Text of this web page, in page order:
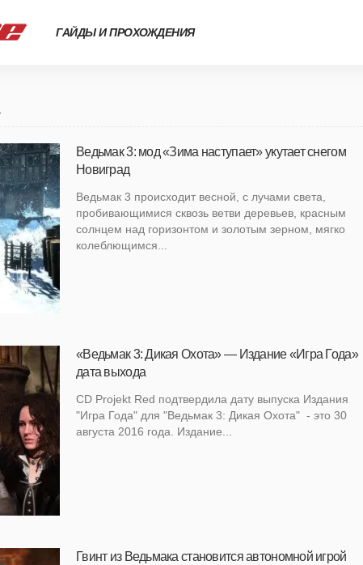
ГАЙДЫ И ПРОХОЖДЕНИЯ
Ведьмак 3: мод «Зима наступает» укутает снегом
Новиград
Ведьмак 3 происходит весной, с лучами света,
пробивающимися сквозь ветви деревьев, красным
солнцем над горизонтом и золотым зерном, мягко
колеблющимся...
«Ведьмак 3: Дикая Охота» — Издание «Игра Года»
дата выхода
CD Projekt Red подтвердила дату выпуска Издания
"Игра Года" для "Ведьмак 3: Дикая Охота" - это 30
августа 2016 года. Издание...
Гвинт из Ведьмака становится автономной игрой